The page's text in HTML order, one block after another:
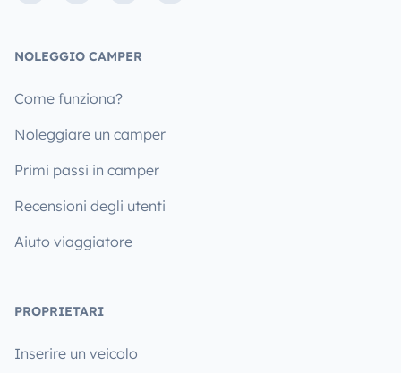
NOLEGGIO CAMPER
Come funziona?
Noleggiare un camper
Primi passi in camper
Recensioni degli utenti
Aiuto viaggiatore
PROPRIETARI
Inserire un veicolo